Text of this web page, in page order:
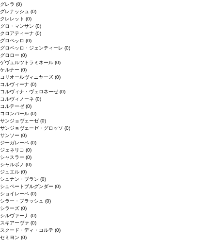
グレラ (0)
グレナッシュ (0)
クレレット (0)
グロ・マンサン (0)
クロアティーナ (0)
グロペッロ (0)
グロペッロ・ジェンティーレ (0)
グロロー (0)
ゲヴュルツトラミネール (0)
ケルナー (0)
コリオールヴィニヤーズ (0)
コルヴィーナ (0)
コルヴィナ・ヴェロネーゼ (0)
コルヴィノーネ (0)
コルテーゼ (0)
コロンバール (0)
サンジョヴェーゼ (0)
サンジョヴェーゼ・グロッソ (0)
サンソー (0)
ジーガレーベ (0)
ジェネリコ (0)
シャスラー (0)
シャルボノ (0)
ジュエル (0)
シュナン・ブラン (0)
シュペートブルグンダー (0)
ショイレーベ (0)
シラー・ブラッシュ (0)
シラーズ (0)
シルヴァーナ (0)
スキアーヴァ (0)
スクード・ディ・コルテ (0)
セミヨン (0)